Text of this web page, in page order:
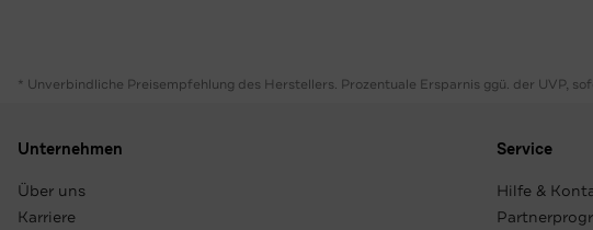
* Unverbindliche Preisempfehlung des Herstellers. Prozentuale Ersparnis ggü. der UVP,
Unternehmen
Über uns
Karriere
Service
Hilfe &